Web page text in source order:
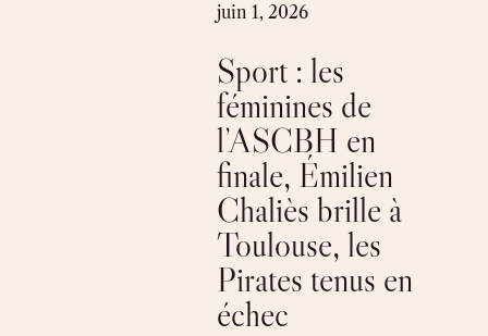
juin 1, 2026
Sport : les
féminines de
l’ASCBH en
finale, Émilien
Chaliès brille à
Toulouse, les
Pirates tenus en
échec